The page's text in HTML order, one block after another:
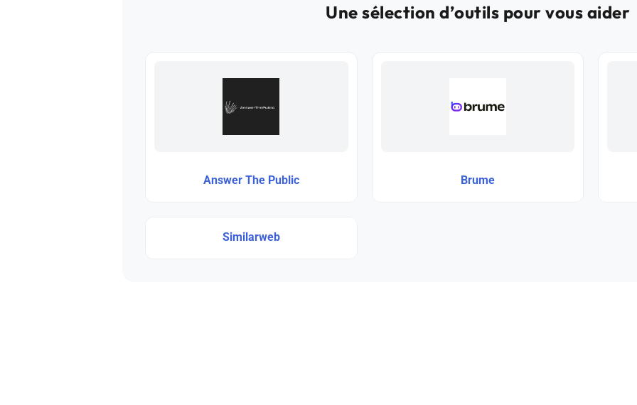
Une sélection d’outils pour vous aider
Answer The Public Brume
Similarweb